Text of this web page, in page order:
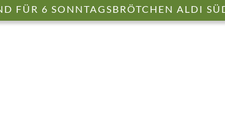
FÜR 6 SONNTAGSBRÖTCHEN ALDI